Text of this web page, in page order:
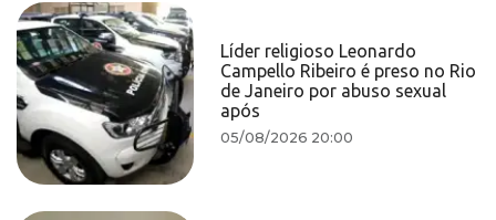
Líder religioso Leonardo
Campello Ribeiro é preso no Rio
de Janeiro por abuso sexual
após
05/08/2026 20:00